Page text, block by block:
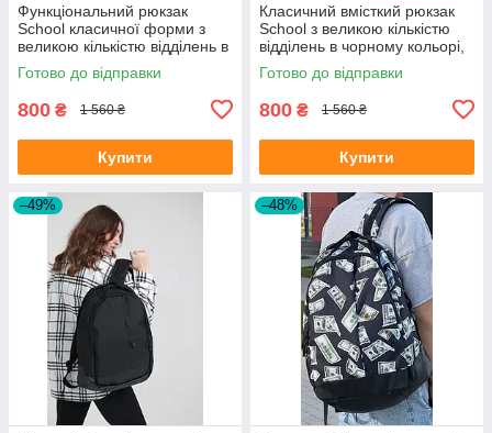
Функціональний рюкзак
School класичної форми з
великою кількістю відділень в
чорному кольорі, 30л
Готово до відправки
800 ₴ 1 560 ₴
Купити
Класичний вмісткий рюкзак
School з великою кількістю
відділень в чорному кольорі,
30л
Готово до відправки
800 ₴ 1 560 ₴
Купити
–49% –48%